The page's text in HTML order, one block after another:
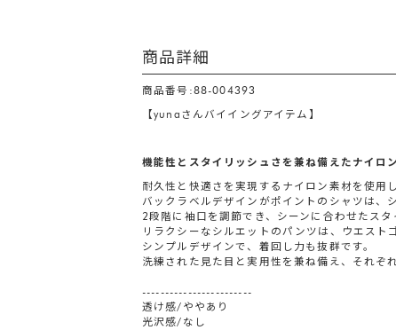
商品詳細
商品番号:88-004393
【yunaさんバイイングアイテム】
機能性とスタイリッシュさを兼ね備えたナイロ
耐久性と快適さを実現するナイロン素材を使用
バックラベルデザインがポイントのシャツは、
2段階に袖口を調節でき、シーンに合わせたスタ
リラクシーなシルエットのパンツは、ウエスト
シンプルデザインで、着回し力も抜群です。
洗練された見た目と実用性を兼ね備え、それぞ
------------------------
透け感/ややあり
光沢感/なし